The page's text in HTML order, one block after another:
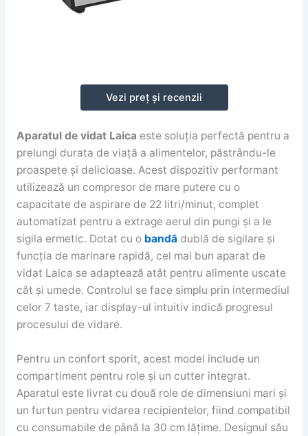
Vezi preț și recenzii
Aparatul de vidat Laica este soluția perfectă pentru a
prelungi durata de viață a alimentelor, păstrându-le
proaspete și delicioase. Acest dispozitiv performant
utilizează un compresor de mare putere cu o
capacitate de aspirare de 22 litri/minut, complet
automatizat pentru a extrage aerul din pungi și a le
sigila ermetic. Dotat cu o bandădublă de sigilare și
funcția de marinare rapidă, cel mai bun aparat de
vidat Laica se adaptează atât pentru alimente uscate
cât și umede. Controlul se face simplu prin intermediul
celor 7 taste, iar display-ul intuitiv indică progresul
procesului de vidare.
Pentru un confort sporit, acest model include un
compartiment pentru role și un cutter integrat.
Aparatul este livrat cu două role de dimensiuni mari și
un furtun pentru vidarea recipientelor, fiind compatibil
cu consumabile de până la 30 cm lățime. Designul său